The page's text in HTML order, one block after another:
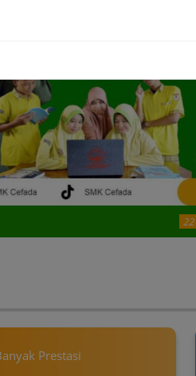
22 Desember 2024
Prestasi